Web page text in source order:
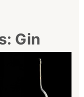
Gin